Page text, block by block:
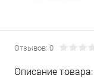
Отзывов: 0
Описание товара: